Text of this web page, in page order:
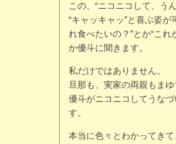
この、“ニコニコして、う
“キャッキャッ”と喜ぶ姿
れ食べたいの？”とか“これ
か優斗に聞きます。
私だけではありません。
旦那も、実家の両親もま
優斗がニコニコしてうな
す。
本当に色々とわかってき